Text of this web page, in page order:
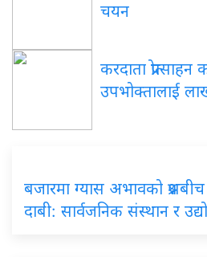
चयन
करदाता
उपभोक्तालाई
बजारमा ग्यास अभावको प्रश्नबीच
दाबी: सार्वजनिक संस्थान र